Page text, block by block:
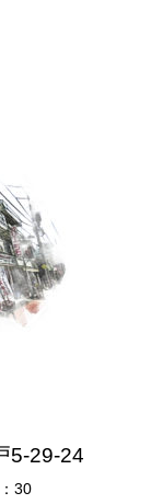
5-29-24
30